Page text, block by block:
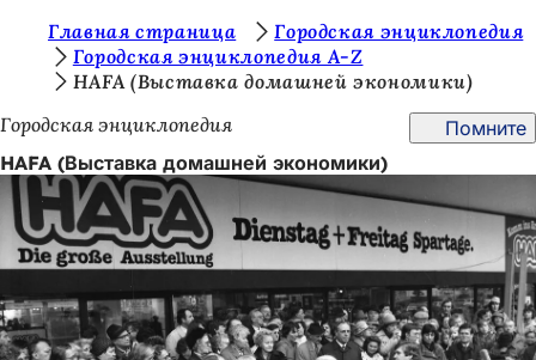
Перейти к содержимому
з
д
е
с
ь
:
Главная страница
Городская энциклопедия
Городская энциклопедия A-Z
HAFA (Выставка домашней экономики)
Городская энциклопедия
Помните
HAFA (Выставка домашней экономики)